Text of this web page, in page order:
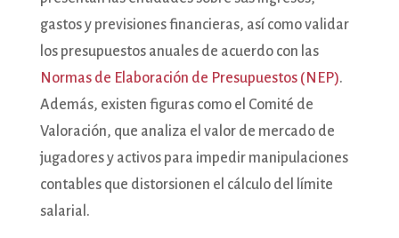
gastos y previsiones financieras, así como validar
los presupuestos anuales de acuerdo con las
Normas de Elaboración de Presupuestos (NEP).
Además, existen figuras como el Comité de
Valoración, que analiza el valor de mercado de
jugadores y activos para impedir manipulaciones
contables que distorsionen el cálculo del límite
salarial.